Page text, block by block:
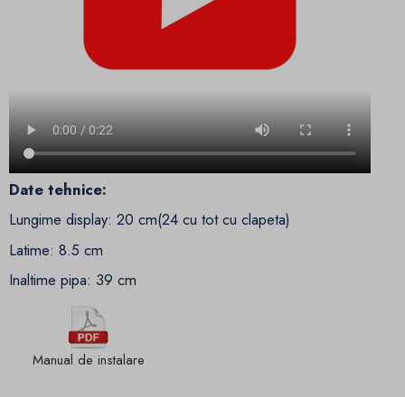
Date tehnice:
Lungime display: 20 cm(24 cu tot cu clapeta)
Latime: 8.5 cm
Inaltime pipa: 39 cm
Manual de instalare